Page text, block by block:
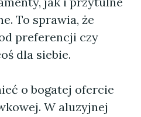
To sprawia, że
preferencji czy
dla siebie.
o bogatej ofercie
W aluzyjnej